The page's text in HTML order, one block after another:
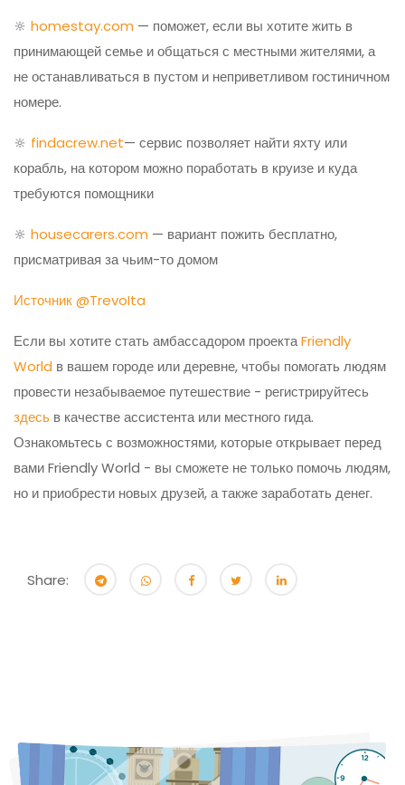
🔆 homestay.com — поможет, если вы хотите жить в
принимающей семье и общаться с местными жителями, а
не останавливаться в пустом и неприветливом гостиничном
номере.
🔆 findacrew.net— сервис позволяет найти яхту или
корабль, на котором можно поработать в круизе и куда
требуются помощники
🔆 housecarers.com — вариант пожить бесплатно,
присматривая за чьим-то домом
Источник @TrevoIta
Если вы хотите стать амбассадором проектаFriendly
World в вашем городе или деревне, чтобы помогать людям
провести незабываемое путешествие - регистрируйтесь
здесь в качестве ассистента или местного гида.
Ознакомьтесь с возможностями, которые открывает перед
вами Friendly World - вы сможете не только помочь людям,
но и приобрести новых друзей, а также заработать денег.
Share: